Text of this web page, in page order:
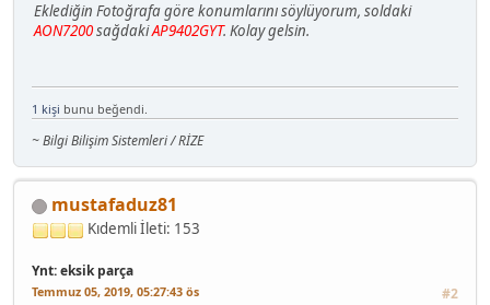
Eklediğin Fotoğrafa göre konumlarını söylüyorum, soldaki
AON7200sağdakiAP9402GYT. Kolay gelsin.
1 kişi bunu beğendi.
~ Bilgi Bilişim Sistemleri / RİZE
mustafaduz81
Kıdemliİleti: 153
Ynt: eksik parça
Temmuz 05, 2019, 05:27:43 ös #2